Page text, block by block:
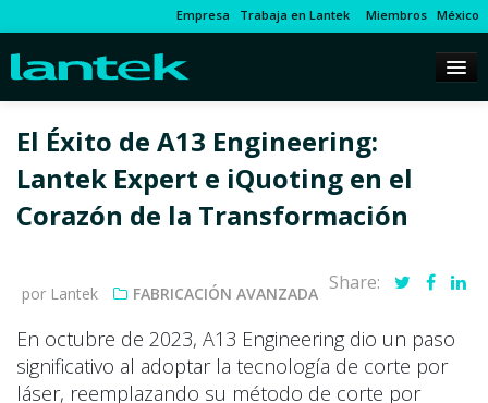
Empresa Trabaja en Lantek Miembros México
El Éxito de A13 Engineering:
Lantek Expert e iQuoting en el
Corazón de la Transformación
por Lantek FABRICACIÓN AVANZADA Share:
En octubre de 2023, A13 Engineering dio un paso
significativo al adoptar la tecnología de corte por
láser, reemplazando su método de corte por